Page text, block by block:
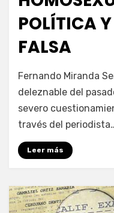
POLÍTICA
FALSA
Enrique
Fernando Miranda
deleznable del
severo
través del
Leer más